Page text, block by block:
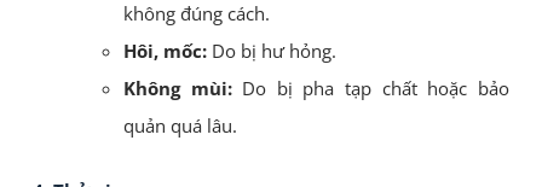
không đúng cách.
Hôi, mốc: Do bị hư hỏng.
Không mùi:Do bị pha tạp chất hoặc bảo
quản quá lâu.